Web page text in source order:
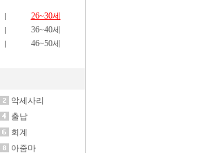
26~30세
36~40세
46~50세
악세사리
출납
회계
아줌마